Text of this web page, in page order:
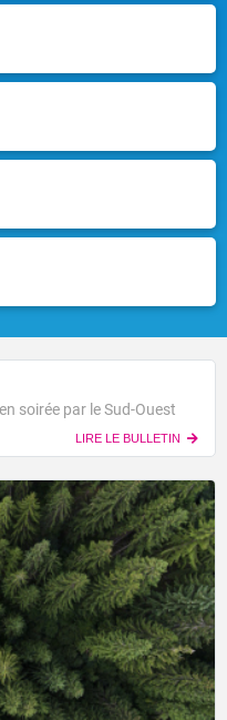
soirée par le Sud-Ouest
LIRE LE BULLETIN